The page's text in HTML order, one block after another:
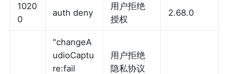
1020
0
auth deny
用户拒绝
授权
2.68.0
"changeA
udioCaptu
re:fail
用户拒绝
隐私协议